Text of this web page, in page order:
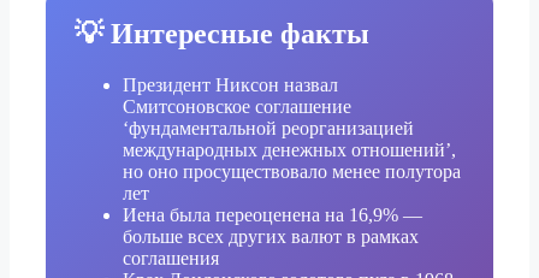
💡 Интересные факты
Президент Никсон назвал
Смитсоновское соглашение
‘фундаментальной реорганизацией
международных денежных отношений’,
но оно просуществовало менее полутора
лет
Иена была переоценена на 16,9% —
больше всех других валют в рамках
соглашения